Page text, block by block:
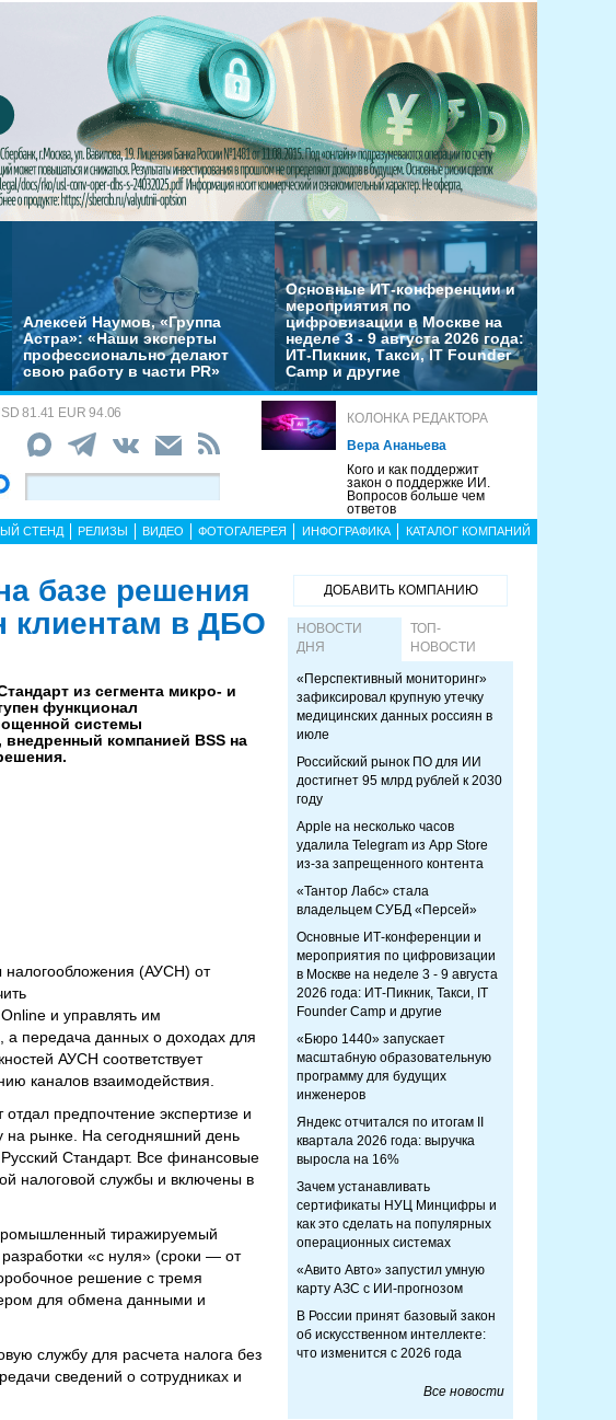
Алексей Наумов, «Группа
Астра»: «Наши эксперты
профессионально делают
свою работу в части PR»
Основные ИТ-конференции и
мероприятия по
цифровизации в Москве на
неделе 3 - 9 августа 2026 года:
ИТ-Пикник, Такси, IT Founder
Camp и другие
81.41 EUR 94.06
КОЛОНКА РЕДАКТОРА
Вера Ананьева
Кого и как поддержит
закон о поддержке ИИ.
Вопросов больше чем
ответов
СТЕНД РЕЛИЗЫ ВИДЕО ФОТОГАЛЕРЕЯ ИНФОГРАФИКА КАТАЛОГ КОМПАНИЙ
базе решения
клиентам в ДБО
из сегмента микро- и
функционал
системы
компанией BSS на
налогообложения (АУСН) от
и управлять им
а передача данных о доходах для
АУСН соответствует
каналов взаимодействия.
предпочтение экспертизе и
рынке. На сегодняшний день
Стандарт. Все финансовые
налоговой службы и включены в
тиражируемый
«с нуля» (сроки — от
решение с тремя
для обмена данными и
службу для расчета налога без
сведений о сотрудниках и
ДОБАВИТЬ КОМПАНИЮ
НОВОСТИ
ДНЯ
ТОП-
НОВОСТИ
«Перспективный мониторинг»
зафиксировал крупную утечку
медицинских данных россиян в
июле
Российский рынок ПО для ИИ
достигнет 95 млрд рублей к 2030
году
Apple на несколько часов
удалила Telegram из App Store
из-за запрещенного контента
«Тантор Лабс» стала
владельцем СУБД «Персей»
Основные ИТ-конференции и
мероприятия по цифровизации
в Москве на неделе 3 - 9 августа
2026 года: ИТ-Пикник, Такси, IT
Founder Camp и другие
«Бюро 1440» запускает
масштабную образовательную
программу для будущих
инженеров
Яндекс отчитался по итогам II
квартала 2026 года: выручка
выросла на 16%
Зачем устанавливать
сертификаты НУЦ Минцифры и
как это сделать на популярных
операционных системах
«Авито Авто» запустил умную
карту АЗС с ИИ-прогнозом
В России принят базовый закон
об искусственном интеллекте:
что изменится с 2026 года
Все новости